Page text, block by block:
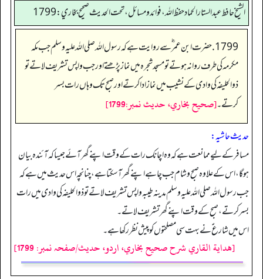
الشيخ حافط عبدالستار الحماد حفظ الله، فوائد و مسائل، تحت الحديث صحيح بخاري:1799
1799. حضرت ابن عمر ؓ سے روایت ہے کہ رسول اللہ صلی اللہ علیہ وسلم جب مکہ
مکرمہ کی طرف روانہ ہوتے تو مسجد شجرہ میں نماز پڑھتے اور جب واپس تشریف لاتے تو
ذوالحلیفہ کی وادی کے نشیب میں نماز ادا کرتے اور صبح تک وہاں رات بسر
کرتے۔[صحيح بخاري، حديث نمبر:1799]
حدیث حاشیہ:
مسافر کے لیے ممانعت ہے کہ وہ اچانک رات کے وقت اپنے گھر آئے جیسا کہ آئندہ بیان
ہو گا، اس کے علاوہ صبح و شام جب چاہے اپنے گھر آ سکتا ہے، چنانچہ اس حدیث میں ہے کہ
جب رسول اللہ صلی اللہ علیہ وسلم مدینہ طیبہ واپس تشریف لاتے تو ذوالحلیفہ کی وادی میں رات
بسر کرتے، صبح کے وقت اپنے گھر تشریف لاتے۔
اس میں شارع ؑنے بہت سی مصلحتوں کو پیش نظر رکھا ہے۔
[هداية القاري شرح صحيح بخاري، اردو، حدیث/صفحہ نمبر: 1799]